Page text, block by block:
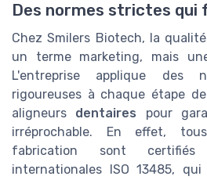
Des normes strictes qui
Chez Smilers Biotech, la
un terme marketing, mais
L'entreprise applique des
rigoureuses à chaque étape
aligneurs dentaires pour
irréprochable. En effet,
fabrication sont
internationales ISO 13485,